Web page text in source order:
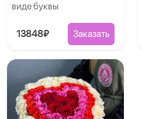
виде буквы
13848₽ Заказать